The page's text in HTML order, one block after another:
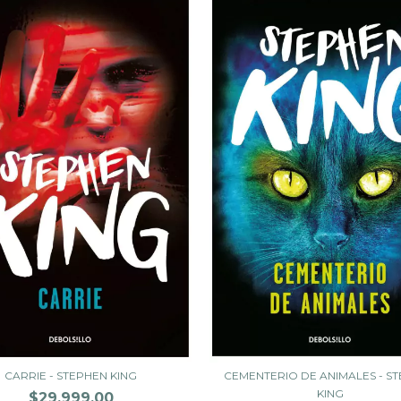
CARRIE - STEPHEN KING
CEMENTERIO DE ANIMALES -
KING